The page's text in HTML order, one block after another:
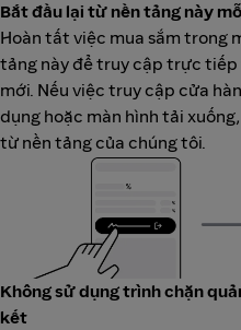
Bắt đầu lại từ nền tảng này
Hoàn tất việc mua sắm trong
tảng này để truy cập trực tiếp
mới. Nếu việc truy cập cửa
dụng hoặc màn hình tải
từ nền tảng của chúng tôi.
Không sử dụng trình chặn
kết